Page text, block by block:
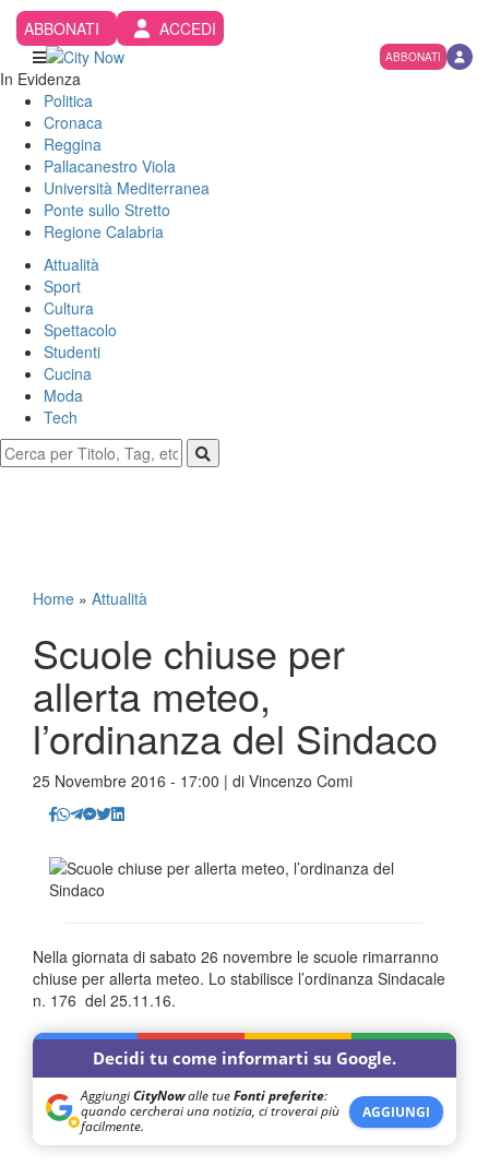
ABBONATI ACCEDI
ABBONATI
In Evidenza
Politica
Cronaca
Reggina
Pallacanestro Viola
Università Mediterranea
Ponte sullo Stretto
Regione Calabria
Attualità
Sport
Cultura
Spettacolo
Studenti
Cucina
Moda
Tech
Home » Attualità
Scuole chiuse per
allerta meteo,
l’ordinanza del Sindaco
25 Novembre 2016 - 17:00 | di Vincenzo Comi
Nella giornata di sabato 26 novembre le scuole rimarranno
chiuse per allerta meteo. Lo stabilisce l’ordinanza Sindacale
n. 176 del 25.11.16.
Decidi tu come informarti su Google.
AggiungiCityNowalle tueFonti preferite:
quando cercherai una notizia, ci troverai più
facilmente.
AGGIUNGI